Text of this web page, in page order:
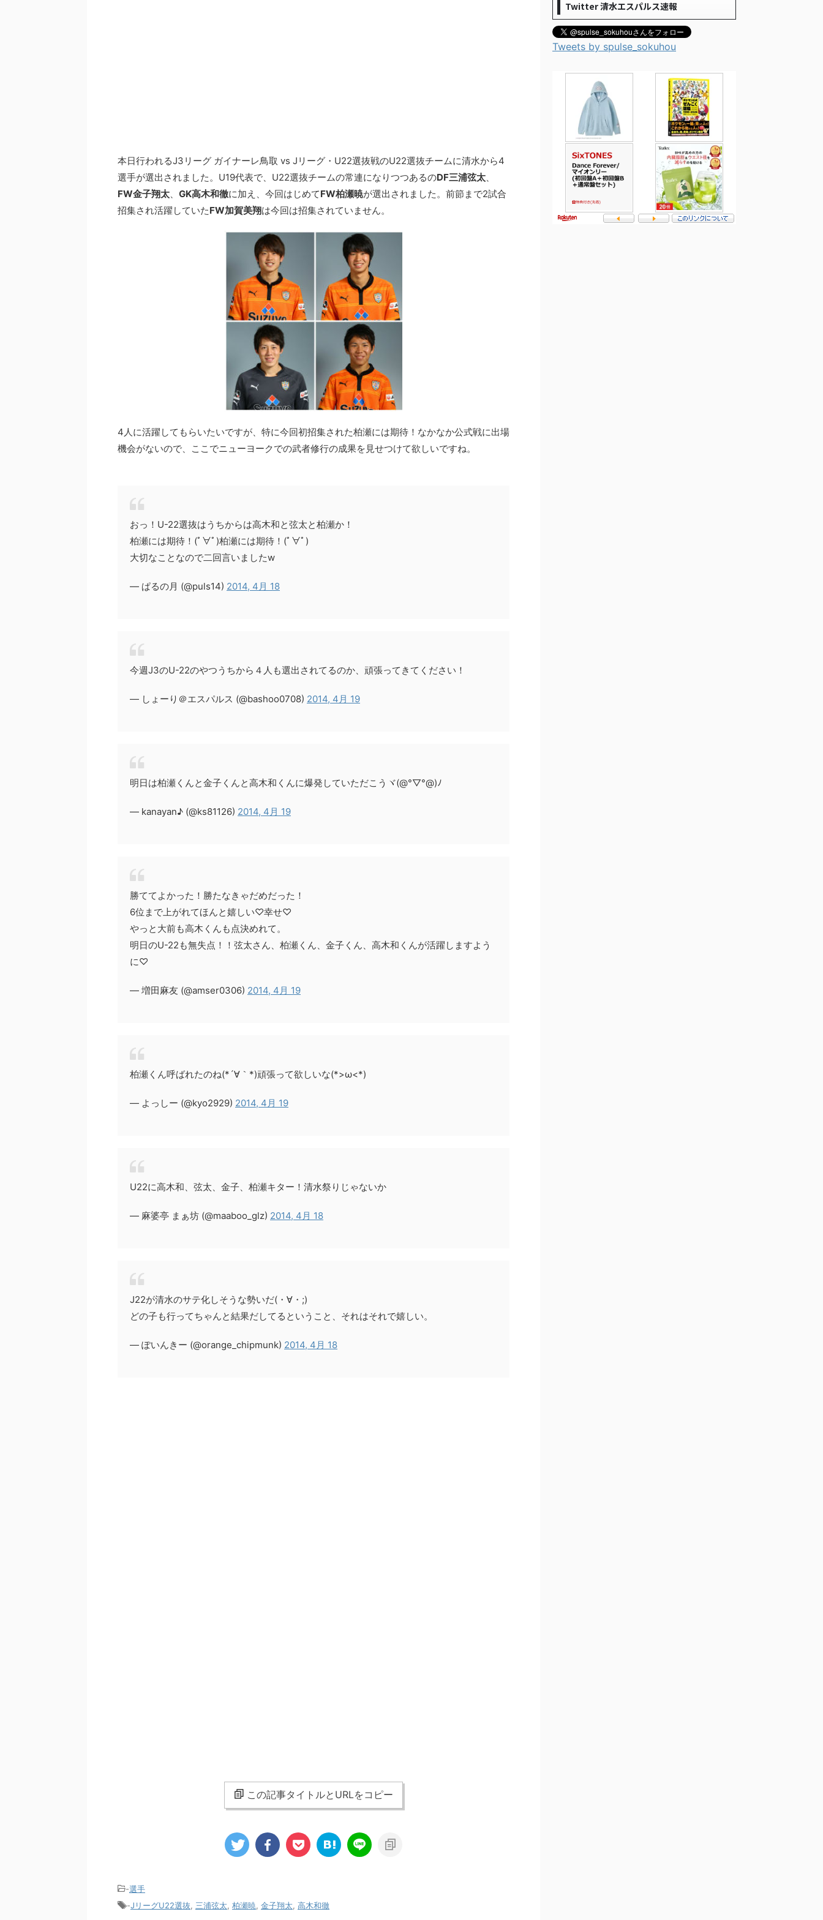
本日行われるJ3リーグ ガイナーレ鳥取 vs Jリーグ・U22選抜戦のU22選抜チームに清水から4
選手が選出されました。U19代表で、U22選抜チームの常連になりつつあるのDF三浦弦太、
FW金子翔太、 GK高木和徹に加え、今回はじめてFW柏瀬暁が選出されました。前節まで2試合
招集され活躍していたFW加賀美翔は今回は招集されていません。
4人に活躍してもらいたいですが、特に今回初招集された柏瀬には期待！なかなか公式戦に出場
機会がないので、ここでニューヨークでの武者修行の成果を見せつけて欲しいですね。
おっ！U-22選抜はうちからは高木和と弦太と柏瀬か！
柏瀬には期待！(ﾟ∀ﾟ)柏瀬には期待！(ﾟ∀ﾟ)
大切なことなので二回言いましたw
— ぱるの月 (@puls14) 2014, 4月 18
今週J3のU-22のやつうちから４人も選出されてるのか、頑張ってきてください！
— しょーり＠エスパルス (@bashoo0708) 2014, 4月 19
明日は柏瀬くんと金子くんと高木和くんに爆発していただこうヾ(@°▽°@)ﾉ
— kanayan♪ (@ks81126) 2014, 4月 19
勝ててよかった！勝たなきゃだめだった！
6位まで上がれてほんと嬉しい♡幸せ♡
やっと大前も高木くんも点決めれて。
明日のU-22も無失点！！弦太さん、柏瀬くん、金子くん、高木和くんが活躍しますよう
に♡
— 増田麻友 (@amser0306) 2014, 4月 19
柏瀬くん呼ばれたのね(*´∀｀*)頑張って欲しいな(*>ω<*)
— よっしー (@kyo2929) 2014, 4月 19
U22に高木和、弦太、金子、柏瀬キター！清水祭りじゃないか
— 麻婆亭 まぁ坊 (@maaboo_glz) 2014, 4月 18
J22が清水のサテ化しそうな勢いだ(・∀・;)
どの子も行ってちゃんと結果だしてるということ、それはそれで嬉しい。
— ぽいんきー (@orange_chipmunk) 2014, 4月 18
この記事タイトルとURLをコピー
-選手
-JリーグU22選抜 三浦弦太 柏瀬暁 金子翔太 高木和徹
Twitter 清水エスパルス速報
Tweets by spulse_sokuhou